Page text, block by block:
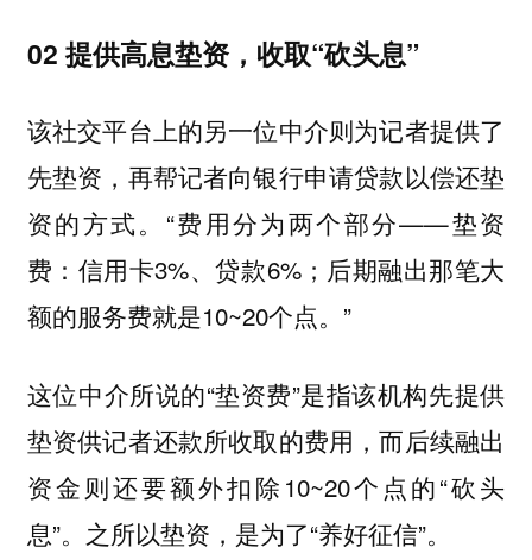
02 提供高息垫资，收取“砍头息”
该社交平台上的另一位中介则为记者提供了
先垫资，再帮记者向银行申请贷款以偿还垫
资的方式。“费用分为两个部分——垫资
费：信用卡3%、贷款6%；后期融出那笔大
额的服务费就是10~20个点。”
这位中介所说的“垫资费”是指该机构先提供
垫资供记者还款所收取的费用，而后续融出
资金则还要额外扣除10~20个点的“砍头
息”。之所以垫资，是为了“养好征信”。